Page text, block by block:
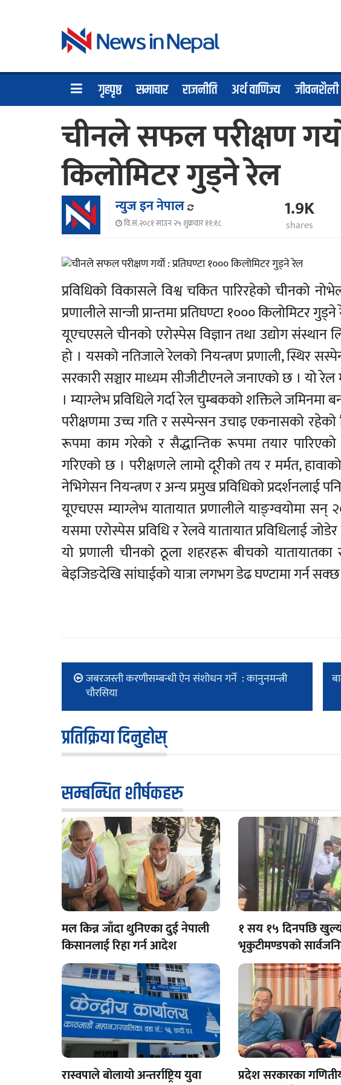
गृहपृष्ठ समाचार राजनीति अर्थ वाणिज्य जीवनशैली
चीनले सफल परीक्षण
किलोमिटर गुड्ने रेल
न्युज इन नेपाल
वि.सं.२०८१ साउन २५ शुक्रवार ११:१८
1.9K
shares
प्रविधिको विकासले विश्व चकित पारिरहेको चीनको
प्रणालीले सान्जी प्रान्तमा प्रतिघण्टा १००० किलोमिटर
यूएचएसले चीनको एरोस्पेस विज्ञान तथा उद्योग संस्थान
हो । यसको नतिजाले रेलको नियन्त्रण प्रणाली, स्थिर
सरकारी सञ्चार माध्यम सीजीटीएनले जनाएको छ । यो
। म्याग्लेभ प्रविधिले गर्दा रेल चुम्बकको शक्तिले जमिनमा
परीक्षणमा उच्च गति र सस्पेन्सन उचाइ एकनासको
रूपमा काम गरेको र सैद्धान्तिक रूपमा तयार
गरिएको छ । परीक्षणले लामो दूरीको तय र मर्मत,
नेभिगेसन नियन्त्रण र अन्य प्रमुख प्रविधिको प्रदर्शनलाई
यूएचएस म्याग्लेभ यातायात प्रणालीले याङ्ग्वयोमा सन्
यसमा एरोस्पेस प्रविधि र रेलवे यातायात प्रविधिलाई
यो प्रणाली चीनको ठूला शहरहरू बीचको
बेइजिङदेखि सांघाईको यात्रा लगभग डेढ घण्टामा गर्न सक्छ
जबरजस्ती करणीसम्बन्धी ऐन संशोधन गर्ने : कानुनमन्त्री
चौरसिया
प्रतिक्रिया दिनुहोस्
सम्बन्धित शीर्षकहरु
मल किन्न जाँदा थुनिएका दुई नेपाली
किसानलाई रिहा गर्न आदेश
१ सय १५ दिनपछि
भृकुटीमण्डपको
पुस्तकालय
रास्वपाले बोलायो अन्तर्राष्ट्रिय युवा
प्रदेश सरकारका